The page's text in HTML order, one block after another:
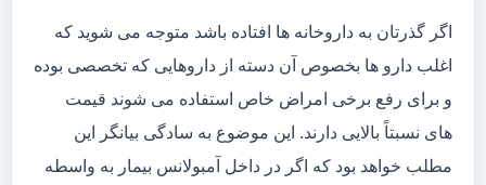
اگر گذرتان به داروخانه ها افتاده باشد متوجه می شوید که
اغلب دارو ها بخصوص آن دسته از داروهایی که تخصصی بوده
و برای رفع برخی امراض خاص استفاده می شوند قیمت
های نسبتاً بالایی دارند. این موضوع به سادگی بیانگر این
مطلب خواهد بود که اگر در داخل آمبولانس بیمار به واسطه